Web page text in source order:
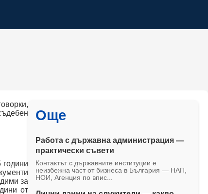
за
от
Още
Работа с държавна администрация —
практически съвети
Контактът с държавните институции е
неизбежна част от бизнеса в България — НАП,
НОИ, Агенция по впис...